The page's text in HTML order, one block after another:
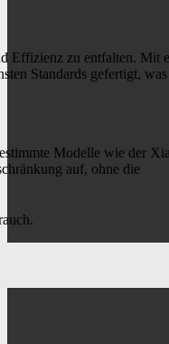
Effizienz zu entfalten. Mit
Standards gefertigt,
Modelle wie der
auf, ohne die